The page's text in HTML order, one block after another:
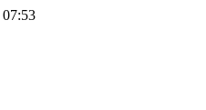
07:53